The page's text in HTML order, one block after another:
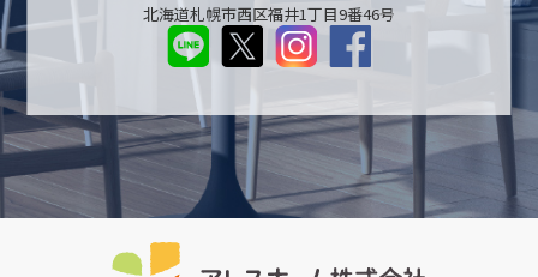
北海道札幌市西区福井1丁目9番46号